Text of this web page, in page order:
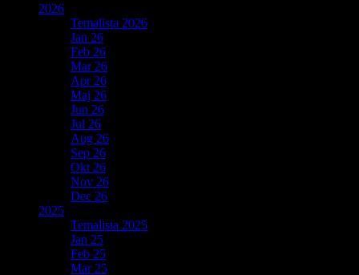
2026
Temalista 2026
Jan 26
Feb 26
Mar 26
Apr 26
Maj 26
Jun 26
Jul 26
Aug 26
Sep 26
Okt 26
Nov 26
Dec 26
2025
Temalista 2025
Jan 25
Feb 25
Mar 25